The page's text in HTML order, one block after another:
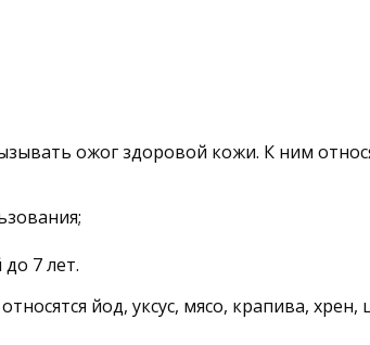
ожог здоровой кожи. К ним
7 лет.
йод, уксус, мясо, крапива,